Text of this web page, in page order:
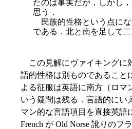
たのは事実だが，しかし
思う．
民族的性格という点に
である． 北と南を足して
この見解にヴァイキングに
語的性格は別ものであること
よる征服は英語に南方（ロマ
いう疑問は残る．言語的にい
マン的な言語項目を直接英語
French が Old Norse 訛りのフ